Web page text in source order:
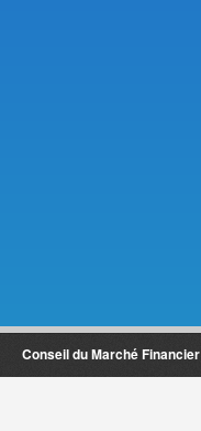
Conseil du Marché Financier